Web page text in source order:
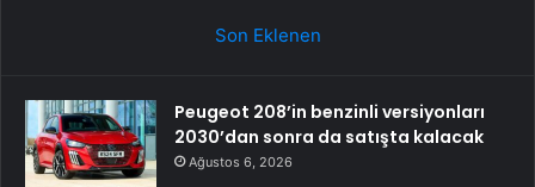
Son Eklenen
Peugeot 208’in benzinli versiyonları
2030’dan sonra da satışta kalacak
Ağustos 6, 2026